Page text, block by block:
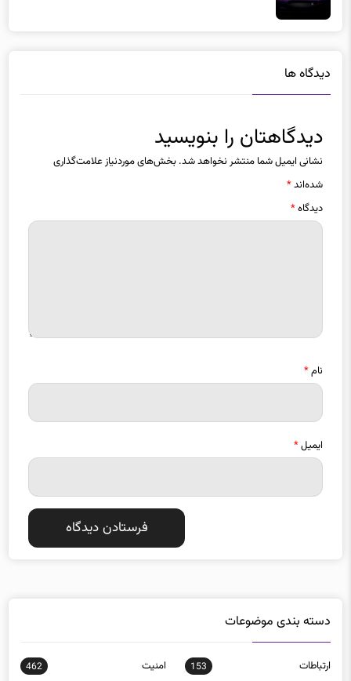
دیدگاه ها
دیدگاهتان را بنویسید
نشانی ایمیل شما منتشر نخواهد شد. بخش‌های موردنیاز علامت‌گذاری
شده‌اند*
دیدگاه*
نام*
ایمیل*
دسته بندی موضوعات
ارتباطات 153 امنيت 462